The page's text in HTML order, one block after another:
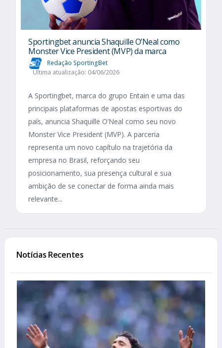
Sportingbet anuncia Shaquille O’Neal como
Monster Vice President (MVP) da marca
Redação SportingBet
Última atualização: 04/06/2026
A Sportingbet, marca do grupo Entain e uma das
principais plataformas de apostas esportivas do
país, anuncia Shaquille O’Neal como seu novo
Monster Vice President (MVP). A parceria
representa um novo capítulo na trajetória da
empresa no Brasil, reforçando seu
posicionamento, sua presença cultural e sua
ambição de se conectar de forma ainda mais
relevante...
Notícias Recentes